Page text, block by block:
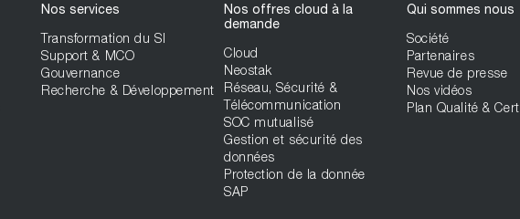
Nos services
Transformation du SI
Support & MCO
Gouvernance
Recherche & Développement
Nos offres cloud à la
demande
Cloud
Neostak
Réseau, Sécurité &
Télécommunication
SOC mutualisé
Gestion et sécurité des
données
Protection de la donnée
SAP
Qui sommes nous
Société
Partenaires
Revue de presse
Nos vidéos
Plan Qualité &